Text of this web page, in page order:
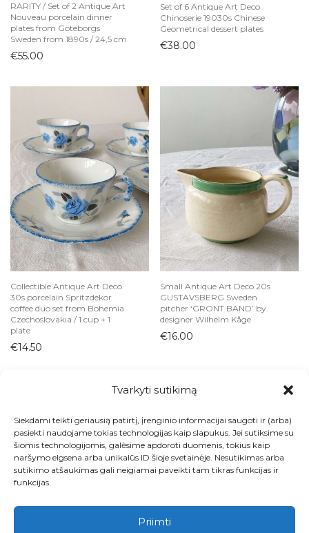
Tvarkyti sutikimą
Siekdami teikti geriausią patirtį, įrenginio informacijai saugoti ir (arba)
pasiekti naudojame tokias technologijas kaip slapukus. Jei sutiksime su
šiomis technologijomis, galėsime apdoroti duomenis, tokius kaip
naršymo elgsena arba unikalūs ID šioje svetainėje. Nesutikimas arba
sutikimo atšaukimas gali neigiamai paveikti tam tikras funkcijas ir
funkcijas.
Priimti
RARITY / Set of 2 Antique Art
Nouveau porcelain dinner
plates from Göteborgs
Sweden from 1890s / 24,5 cm
€55.00
Set of 6 Antique Art Deco
Chinoserie 19030s Chinese
Geometrical dessert plates
€38.00
Collectible Antique Art Deco
30s porcelain Spritzdekor
coffee duo set from Bohemia
Czechoslovakia / 1 cup + 1
plate
€14.50
Small Antique Art Deco 20s
GUSTAVSBERG Sweden
pitcher ‘GRONT BAND’ by
designer Wilhelm Kåge
€16.00
Visos prekės
Kontaktai
Apie
Paskyra